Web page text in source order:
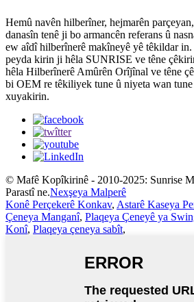
Hemû navên hilberîner, hejmarên
danasîn tenê ji bo armancên referans û
ew aîdî hilberînerê makîneyê yê têkildar
peyda kirin ji hêla SUNRISE ve têne
hêla Hilberînerê Amûrên Orîjînal ve têne
bi OEM re têkiliyek tune û niyeta wan
xuyakirin.
© Mafê Kopîkirinê - 2010-2025: Sunrise
Parastî ne.Nexşeya Malperê
Konê Perçekerê Konkav, Astarê Kaseya
Çeneya Manganî, Plaqeya Çeneyê ya
Konî, Plaqeya çeneya sabît,